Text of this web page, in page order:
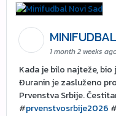
1 month 2 weeks
Kada je bilo najteže, bio
Đuranin je zasluženo
Prvenstva Srbije.
#prvenstvosrbije2026 #